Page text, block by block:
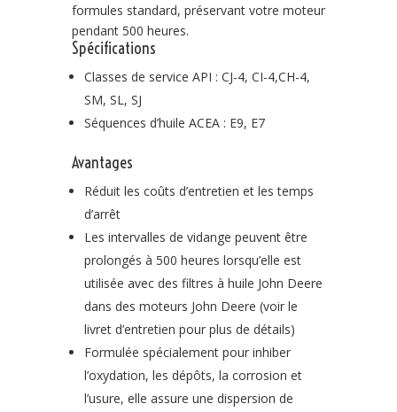
formules standard, préservant votre moteur
pendant 500 heures.
Spécifications
Classes de service API : CJ-4, CI-4,CH-4,
SM, SL, SJ
Séquences d’huile ACEA : E9, E7
Avantages
Réduit les coûts d’entretien et les temps
d’arrêt
Les intervalles de vidange peuvent être
prolongés à 500 heures lorsqu’elle est
utilisée avec des filtres à huile John Deere
dans des moteurs John Deere (voir le
livret d’entretien pour plus de détails)
Formulée spécialement pour inhiber
l’oxydation, les dépôts, la corrosion et
l’usure, elle assure une dispersion de